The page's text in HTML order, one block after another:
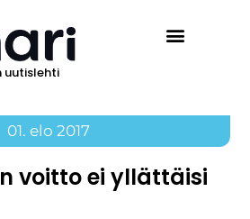
uutislehti
01. elo 2017
voitto ei yllättäisi